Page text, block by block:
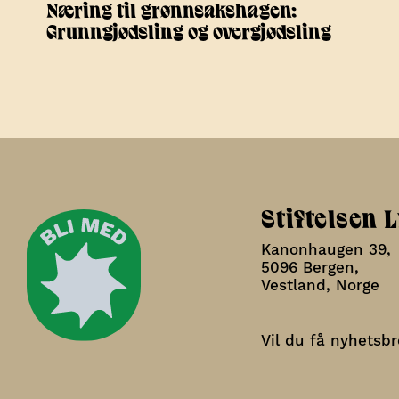
Næring til grønnsakshagen:
Grunngjødsling og overgjødsling
Stiftelsen
Kanonhaugen 39,
5096 Bergen,
Vestland, Norge
Vil du få